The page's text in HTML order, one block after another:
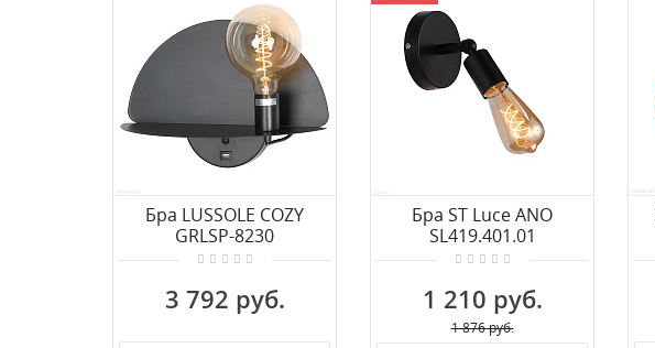
Бра LUSSOLE COZY
GRLSP-8230
3 792 руб.
Бра ST Luce ANO
SL419.401.01
1 210 руб.
1 876 руб.